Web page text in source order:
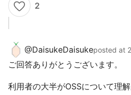
2
@DaisukeDaisukeposted at
ご回答ありがとうございます。
利用者の大半がOSSについて理